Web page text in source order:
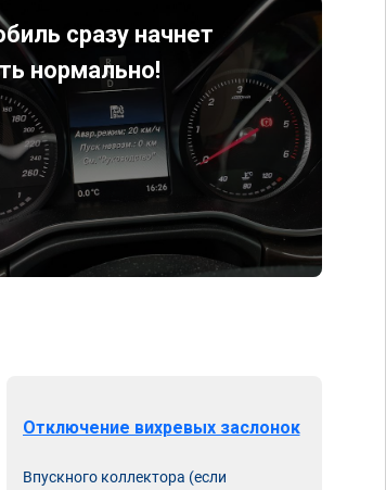
сразу начнет
нормально!
Отключение вихревых заслонок
Впускного коллектора (если